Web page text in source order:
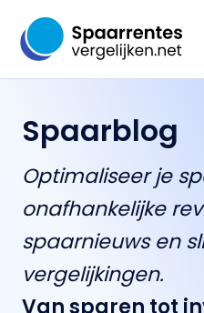
naar
inhoud
Spaarblog
Optimaliseer je
onafhankelijke
spaarnieuws en
vergelijkingen.
Van sparen tot